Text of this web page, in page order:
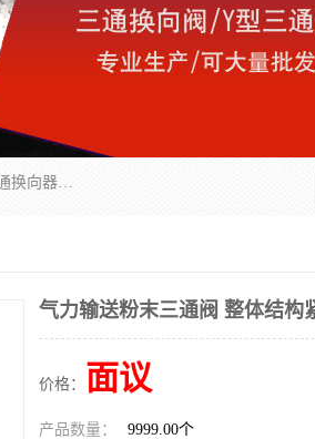
永嘉宣久机械科技有限公司主营：Y型换向阀、粉体换向阀、板式换向阀、三通换向阀、三通换向器、三通分路阀、管路换向阀等产品及服务。
气力输送粉末三通阀 整体结构
价格： 面议
产品数量： 9999.00个